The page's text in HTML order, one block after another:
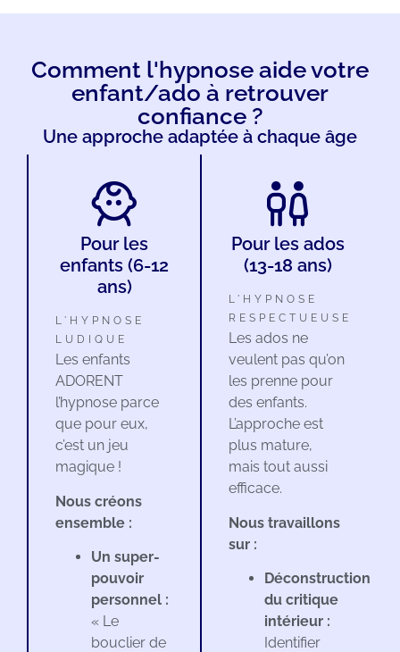
Comment l'hypnose aide votre
enfant/ado à retrouver
confiance ?
Une approche adaptée à chaque âge
Pour les
enfants (6-12
ans)
L'HYPNOSE
LUDIQUE
Les enfants
ADORENT
l’hypnose parce
que pour eux,
c’est un jeu
magique !
Nous créons
ensemble :
Un super-
pouvoir
personnel :
« Le
bouclier de
Pour les ados
(13-18 ans)
L'HYPNOSE
RESPECTUEUSE
Les ados ne
veulent pas qu’on
les prenne pour
des enfants.
L’approche est
plus mature,
mais tout aussi
efficace.
Nous travaillons
sur :
Déconstruction
du critique
intérieur :
Identifier